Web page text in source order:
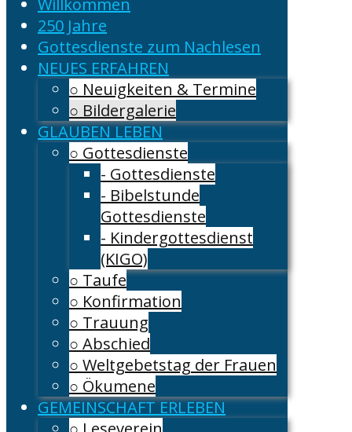
Willkommen
250 Jahre
Gottesdienste zum Nachlesen
NEUES ERFAHREN
○ Neuigkeiten & Termine
○ Bildergalerie
GLAUBEN LEBEN
○ Gottesdienste
- Gottesdienste
- Bibelstunde
Gottesdienste
- Kindergottesdienst
(KIGO)
○ Taufe
○ Konfirmation
○ Trauung
○ Abschied
○ Weltgebetstag der Frauen
○ Ökumene
GEMEINSCHAFT ERLEBEN